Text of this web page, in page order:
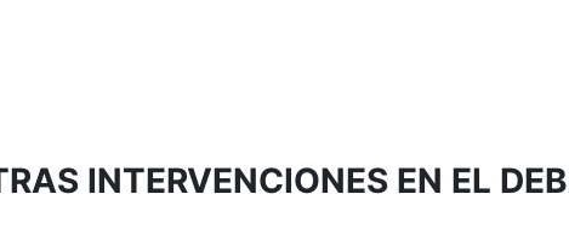
INTERVENCIONES EN EL